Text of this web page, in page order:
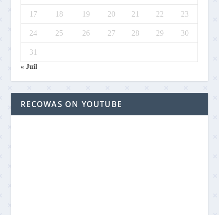
17 18 19 20 21 22 23
24 25 26 27 28 29 30
31
« Juil
RECOWAS ON YOUTUBE